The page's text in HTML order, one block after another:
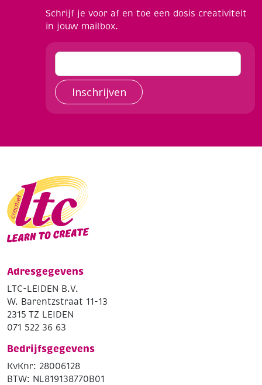
Schrijf je voor af en toe een dosis creativiteit
in jouw mailbox.
Inschrijven
Adresgegevens
LTC-LEIDEN B.V.
W. Barentzstraat 11-13
2315 TZ LEIDEN
071 522 36 63
Bedrijfsgegevens
KvKnr: 28006128
BTW: NL819138770B01